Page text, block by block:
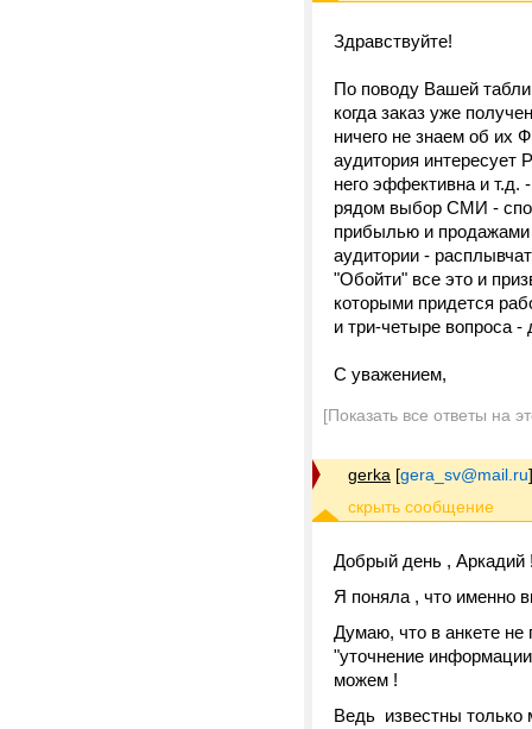
Здравствуйте!
По поводу Вашей
когда заказ уже
ничего не знаем об
аудитория интересует
него эффективна и
рядом выбор СМИ -
прибылью и продажами
аудитории -
"Обойти" все это и
которыми придется
и три-четыре вопроса -
С уважением,
[Показать все ответы на
gerka [gera_sv@mail.ru]
Добрый день , Аркадий
Я поняла , что именно
Думаю, что в анкете не
"уточнение
можем !
Ведь известны только